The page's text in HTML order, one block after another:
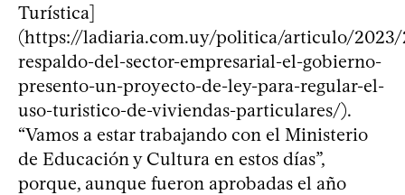
Turística]
(https://ladiaria.com.uy/politica/articulo/
respaldo-del-sector-empresarial-el-gobierno-
presento-un-proyecto-de-ley-para-regular-el-
uso-turistico-de-viviendas-particulares/).
“Vamos a estar trabajando con el Ministerio
de Educación y Cultura en estos días”,
porque, aunque fueron aprobadas el año